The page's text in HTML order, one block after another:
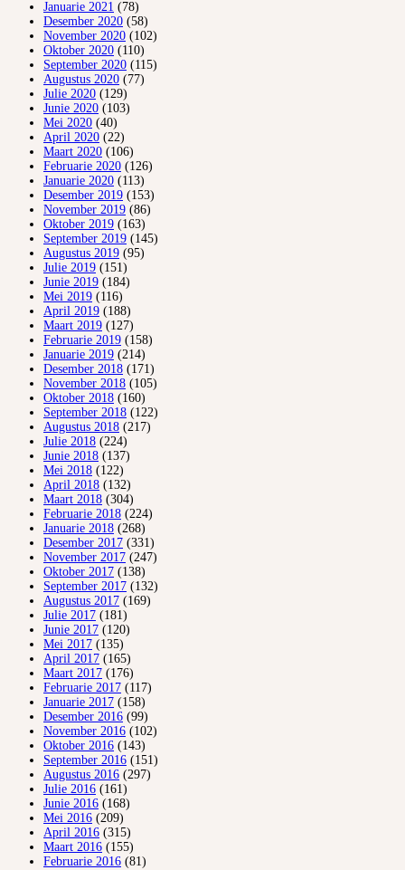
Januarie 2021 (78)
Desember 2020 (58)
November 2020 (102)
Oktober 2020 (110)
September 2020 (115)
Augustus 2020 (77)
Julie 2020 (129)
Junie 2020 (103)
Mei 2020 (40)
April 2020 (22)
Maart 2020 (106)
Februarie 2020 (126)
Januarie 2020 (113)
Desember 2019 (153)
November 2019 (86)
Oktober 2019 (163)
September 2019 (145)
Augustus 2019 (95)
Julie 2019 (151)
Junie 2019 (184)
Mei 2019 (116)
April 2019 (188)
Maart 2019 (127)
Februarie 2019 (158)
Januarie 2019 (214)
Desember 2018 (171)
November 2018 (105)
Oktober 2018 (160)
September 2018 (122)
Augustus 2018 (217)
Julie 2018 (224)
Junie 2018 (137)
Mei 2018 (122)
April 2018 (132)
Maart 2018 (304)
Februarie 2018 (224)
Januarie 2018 (268)
Desember 2017 (331)
November 2017 (247)
Oktober 2017 (138)
September 2017 (132)
Augustus 2017 (169)
Julie 2017 (181)
Junie 2017 (120)
Mei 2017 (135)
April 2017 (165)
Maart 2017 (176)
Februarie 2017 (117)
Januarie 2017 (158)
Desember 2016 (99)
November 2016 (102)
Oktober 2016 (143)
September 2016 (151)
Augustus 2016 (297)
Julie 2016 (161)
Junie 2016 (168)
Mei 2016 (209)
April 2016 (315)
Maart 2016 (155)
Februarie 2016 (81)